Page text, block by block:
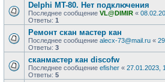
Delphi MT-80. Нет подключения
Последнее сообщение VL@DIMIR «
Ответы: 1
Ремонт скан мастер кан
Последнее сообщение alecx-73@mail.ru «
Ответы: 3
сканмастер кан discofw
Последнее сообщение efisher « 27.01.2023,
Ответы: 5